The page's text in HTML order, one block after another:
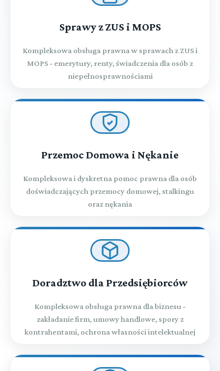
Sprawy z ZUS i MOPS
Kompleksowa obsługa prawna w sprawach z ZUS i
MOPS - emerytury, renty, świadczenia dla osób z
niepełnosprawnościami
Przemoc Domowa i Nękanie
Kompleksowa i dyskretna pomoc prawna dla osób
doświadczających przemocy domowej, stalkingu
oraz nękania
Doradztwo dla Przedsiębiorców
Kompleksowa obsługa prawna dla biznesu -
zakładanie firm, umowy handlowe, spory z
kontrahentami, ochrona własności intelektualnej